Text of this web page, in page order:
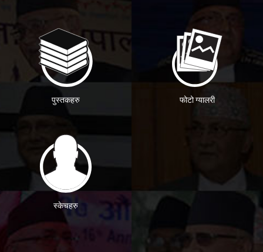
पुस्तकहरु फोटो ग्यालरी
स्केचहरु